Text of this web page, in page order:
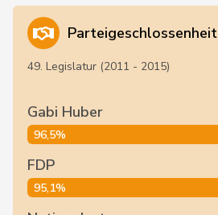
Parteigeschlossenheit
49. Legislatur (2011 - 2015)
Gabi Huber
96,5%
FDP
95,1%